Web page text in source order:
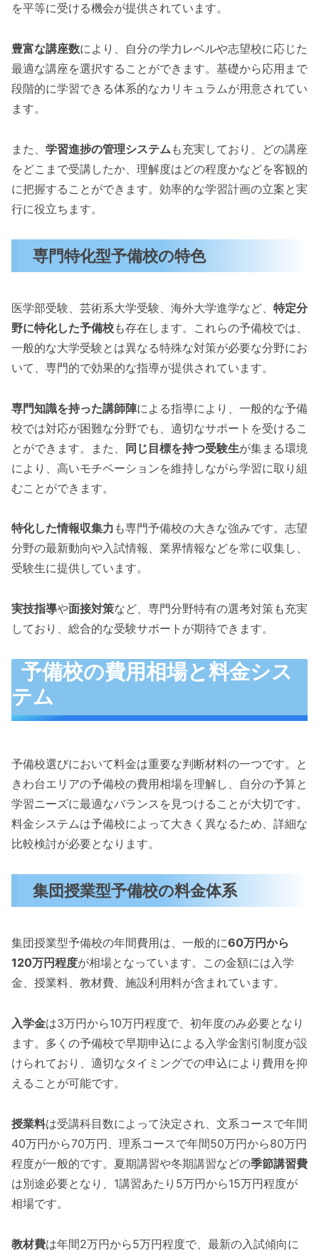
を平等に受ける機会が提供されています。
豊富な講座数により、自分の学力レベルや志望校に応じた
最適な講座を選択することができます。基礎から応用まで
段階的に学習できる体系的なカリキュラムが用意されてい
ます。
また、 学習進捗の管理システム も充実しており、どの講座
をどこまで受講したか、理解度はどの程度かなどを客観的
に把握することができます。効率的な学習計画の立案と実
行に役立ちます。
専門特化型予備校の特色
医学部受験、芸術系大学受験、海外大学進学など、 特定分
野に特化した予備校も存在します。これらの予備校では、
一般的な大学受験とは異なる特殊な対策が必要な分野にお
いて、専門的で効果的な指導が提供されています。
専門知識を持った講師陣による指導により、一般的な予備
校では対応が困難な分野でも、適切なサポートを受けるこ
とができます。また、 同じ目標を持つ受験生が集まる環境
により、高いモチベーションを維持しながら学習に取り組
むことができます。
特化した情報収集力 も専門予備校の大きな強みです。志望
分野の最新動向や入試情報、業界情報などを常に収集し、
受験生に提供しています。
実技指導や面接対策など、専門分野特有の選考対策も充実
しており、総合的な受験サポートが期待できます。
予備校の費用相場と料金シス
テム
予備校選びにおいて料金は重要な判断材料の一つです。と
きわ台エリアの予備校の費用相場を理解し、自分の予算と
学習ニーズに最適なバランスを見つけることが大切です。
料金システムは予備校によって大きく異なるため、詳細な
比較検討が必要となります。
集団授業型予備校の料金体系
集団授業型予備校の年間費用は、一般的に60万円から
120万円程度が相場となっています。この金額には入学
金、授業料、教材費、施設利用料が含まれています。
入学金は3万円から10万円程度で、初年度のみ必要となり
ます。多くの予備校で早期申込による入学金割引制度が設
けられており、適切なタイミングでの申込により費用を抑
えることが可能です。
授業料は受講科目数によって決定され、文系コースで年間
40万円から70万円、理系コースで年間50万円から80万円
程度が一般的です。夏期講習や冬期講習などの季節講習費
は別途必要となり、1講習あたり5万円から15万円程度が
相場です。
教材費は年間2万円から5万円程度で、最新の入試傾向に